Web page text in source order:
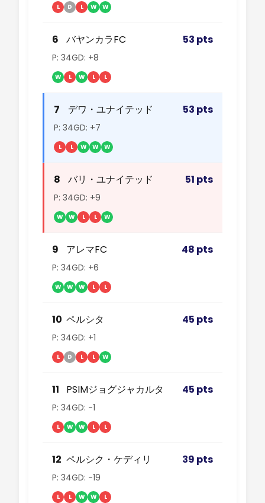
L D L W W
6 バヤンカラFC 53 pts
P: 34GD: +8
W L W L L
7 デワ・ユナイテッド 53 pts
P: 34GD: +7
L L W W W
8 バリ・ユナイテッド 51 pts
P: 34GD: +9
W W L L W
9 アレマFC 48 pts
P: 34GD: +6
W W W L L
10 ペルシタ 45 pts
P: 34GD: +1
L D L L W
11 PSIMジョグジャカルタ 45 pts
P: 34GD: -1
L W W L L
12 ペルシク・ケディリ 39 pts
P: 34GD: -19
L L W W L